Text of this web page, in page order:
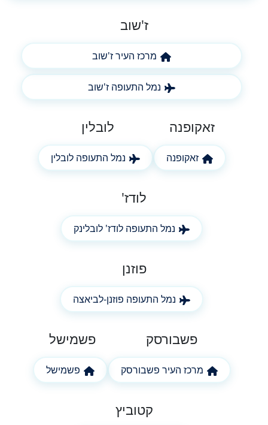
ז'שוב
מרכז העיר ז'שוב
נמל התעופה ז'שוב
זאקופנה
זאקופנה
לובלין
נמל התעופה לובלין
לודז'
נמל התעופה לודז' לובלינק
פוזנן
נמל התעופה פוזנן-לביאצה
פשבורסק
מרכז העיר פשבורסק
פשמישל
פשמישל
קטוביץ